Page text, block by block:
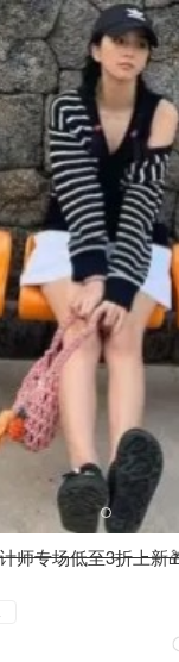
师专场低至3折上新